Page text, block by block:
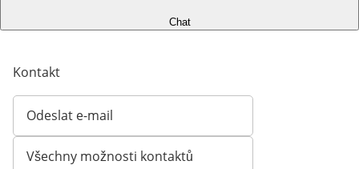
Chat
Kontakt
Odeslat e-mail
Otevírá e-mailového klienta
Všechny možnosti kontaktů